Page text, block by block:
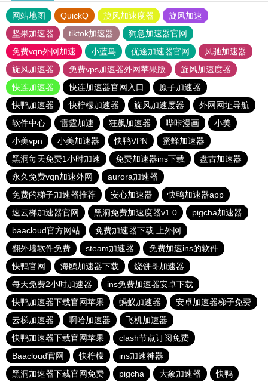
网站地图 QuickQ 旋风加速度器
旋风加速
坚果加速器
tiktok加速器
狗急加速器官网
免费vqn外网加速
小蓝鸟 优途加速器官网
风驰加速器
旋风加速器
免费vps加速器外网苹果版
旋风加速度器
快连加速器
快连加速器官网入口
原子加速器
快鸭加速器
快柠檬加速器 旋风加速度器
外网网址导航
软件中心
雷霆加速 狂飙加速器 哔咔漫画
小美
小美vpn
小美加速器 快鸭VPN
蜜蜂加速器
黑洞每天免费1小时加速
免费加速器ins下载
盘古加速器
永久免费vqn加速外网
aurora加速器
免费的梯子加速器推荐
安心加速器
快鸭加速器app
速云梯加速器官网
黑洞免费加速度器v1.0
pigcha加速器
baacloud官方网站
免费加速器下载 上外网
翻外墙软件免费
steam加速器
免费加速ins的软件
快鸭官网
海鸥加速器下载
烧饼哥加速器
每天免费2小时加速器
ins免费加速器安卓下载
快鸭加速器下载官网苹果
蚂蚁加速器
安卓加速器梯子免费
云梯加速器
啊哈加速器
飞机加速器
快鸭加速器下载官网苹果
clash节点订阅免费
Baacloud官网
快柠檬
ins加速神器
黑洞加速器下载官网免费
pigcha 大象加速器 快鸭